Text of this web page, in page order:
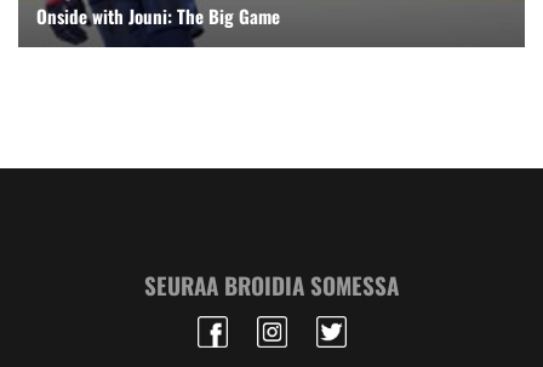
Onside with Jouni: The Big Game
SEURAA BROIDIA SOMESSA